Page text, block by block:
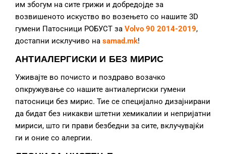
им збогум на сите грижи и добредојде за
возвишеното искуство во возењето со нашите 3D
гумени Патосници РОБУСТ за Volvo 90 2014-2019,
достапни исклучиво на samad.mk!
АНТИАЛЕРГИСКИ И БЕЗ МИРИС
Уживајте во почисто и поздраво возачко
опкружување со нашите антиалергиски гумени
патосници без мирис. Тие се специјално дизајнирани
да бидат без никакви штетни хемикалии и непријатни
мириси, што ги прави безбедни за сите, вклучувајќи
ги и оние со алергии.